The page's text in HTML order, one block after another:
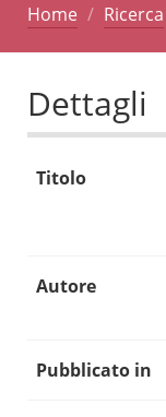
Home Ricerca
Dettagli
Titolo
Autore
Pubblicato in